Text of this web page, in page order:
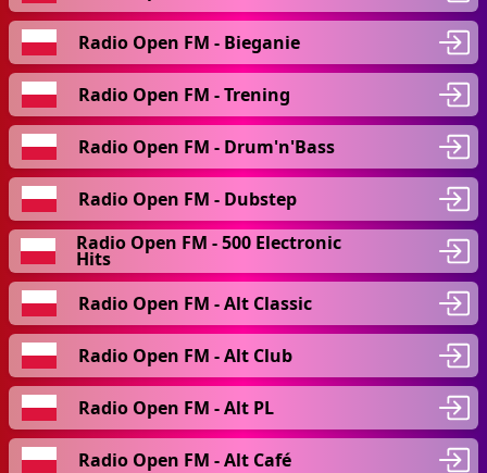
Radio Open FM - Bieganie
Radio Open FM - Trening
Radio Open FM - Drum'n'Bass
Radio Open FM - Dubstep
Radio Open FM - 500 Electronic
Hits
Radio Open FM - Alt Classic
Radio Open FM - Alt Club
Radio Open FM - Alt PL
Radio Open FM - Alt Café